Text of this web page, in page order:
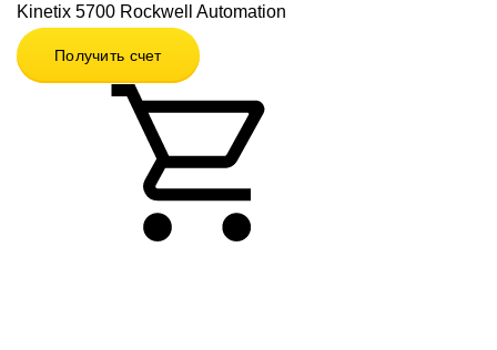
Kinetix 5700 Rockwell Automation
Получить счет